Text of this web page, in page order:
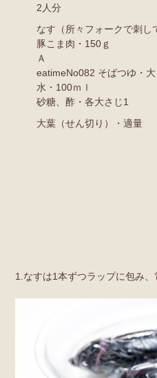
2人分
なす（所々フォークで刺し
豚こま肉・150ｇ
Ａ
eatimeNo082 そばつゆ・
水・100ｍｌ
砂糖、酢・各大さじ1
大葉（せん切り）・適量
1.なすは1本ずつラップに包み